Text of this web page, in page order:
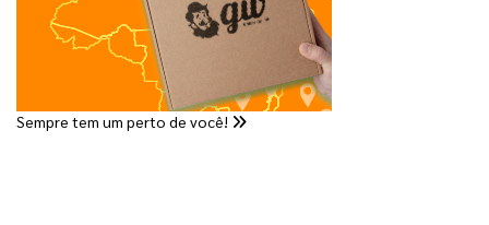
Sempre tem um perto de você!